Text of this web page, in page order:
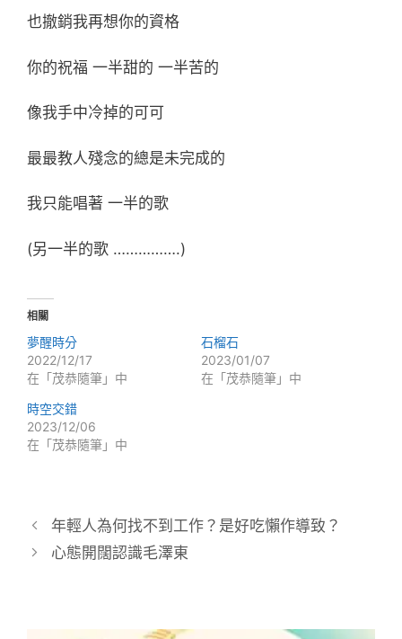
也撤銷我再想你的資格
你的祝福 一半甜的 一半苦的
像我手中冷掉的可可
最最教人殘念的總是未完成的
我只能唱著 一半的歌
(另一半的歌 …………….)
相關
夢醒時分
2022/12/17
在「茂恭隨筆」中
石榴石
2023/01/07
在「茂恭隨筆」中
時空交錯
2023/12/06
在「茂恭隨筆」中
年輕人為何找不到工作？是好吃懶作導致？
心態開闊認識毛澤東